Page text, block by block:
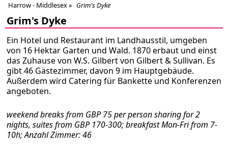
Harrow - Middlesex» Grim's Dyke
Grim's Dyke
Ein Hotel und Restaurant im Landhausstil, umgeben
von 16 Hektar Garten und Wald. 1870 erbaut und einst
das Zuhause von W.S. Gilbert von Gilbert & Sullivan. Es
gibt 46 Gästezimmer, davon 9 im Hauptgebäude.
Außerdem wird Catering für Bankette und Konferenzen
angeboten.
weekend breaks from GBP 75 per person sharing for 2
nights, suites from GBP 170-300; breakfast Mon-Fri from 7-
10h; Anzahl Zimmer: 46